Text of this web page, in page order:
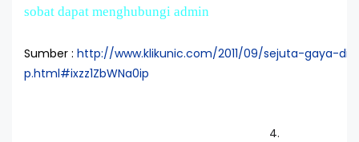
sobat dapat menghubungi admin
Sumber : http://www.klikunic.com/2011/09/sejuta-gaya-
p.html#ixzz1ZbWNa0ip
4.